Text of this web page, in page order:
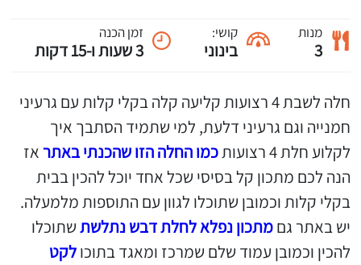
מנות
3
קושי:
בינוני
זמן הכנה
3 שעות ו-15 דקות
חלה לשבת 4 רצועות קליעה קלה בקלי קלות עם גרעיני
חמנייה וגם גרעיני דלעת, למי שתמיד הסתבך איך
לקלוע חלת 4 רצועות
כמו החלה הזו שהכנתי באתראז
הנה לכם מתכון קל בסיסי שכל אחד יוכל להכין בבית
בקלי קלות וכמובן שתוכלו לגוון עם התוספות מלמעלה.
יש באתר גםמתכון נפלא לחלת דבש נתלשתשתוכלו
להכין וכמובן עמוד שלם שמרכז ומאגד בתוכולקט